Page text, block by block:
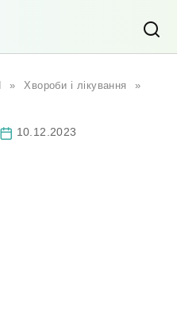
» Хвороби і лікування
»
10.12.2023